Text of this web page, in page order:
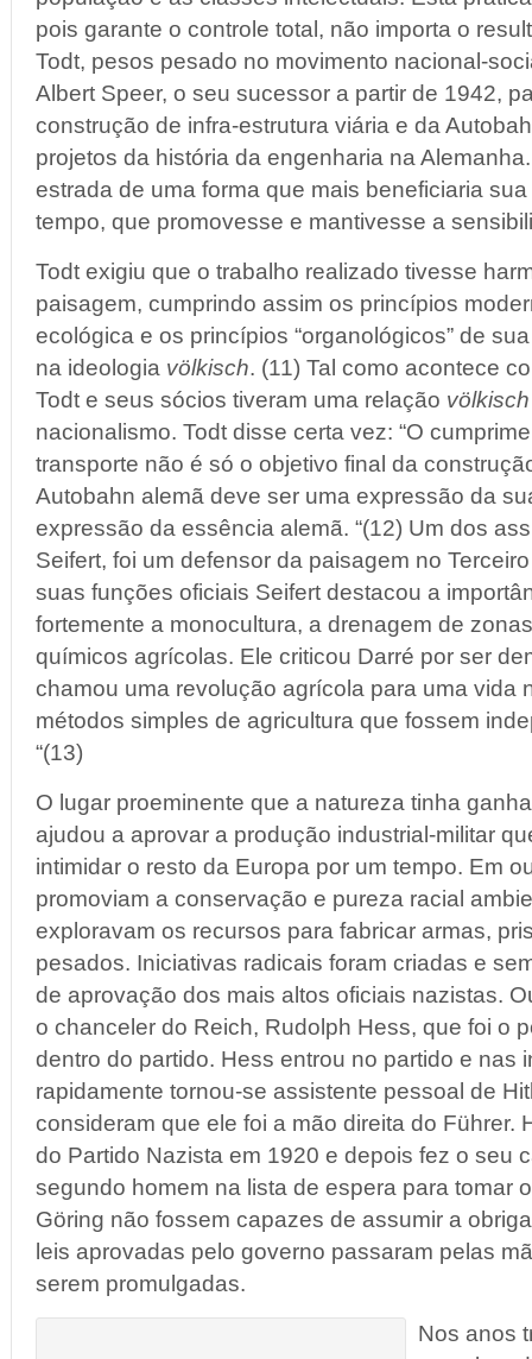
pois garante o controle total, não importa o
Todt, pesos pesado no movimento nacional-
Albert Speer, o seu sucessor a partir de 1942,
construção de infra-estrutura viária e da
projetos da história da engenharia na
estrada de uma forma que mais beneficiaria
tempo, que promovesse e mantivesse a
Todt exigiu que o trabalho realizado tivesse
paisagem, cumprindo assim os princípios
ecológica e os princípios “organológicos” de
na ideologia völkisch. (11) Tal como acontece
Todt e seus sócios tiveram uma relação völkisch
nacionalismo. Todt disse certa vez: “O
transporte não é só o objetivo final da
Autobahn alemã deve ser uma expressão da
expressão da essência alemã. “(12) Um dos
Seifert, foi um defensor da paisagem no
suas funções oficiais Seifert destacou a
fortemente a monocultura, a drenagem de
químicos agrícolas. Ele criticou Darré por ser
chamou uma revolução agrícola para uma vida
métodos simples de agricultura que fossem
“(13)
O lugar proeminente que a natureza tinha
ajudou a aprovar a produção industrial-militar
intimidar o resto da Europa por um tempo. Em
promoviam a conservação e pureza racial
exploravam os recursos para fabricar armas,
pesados. Iniciativas radicais foram criadas e
de aprovação dos mais altos oficiais nazistas.
o chanceler do Reich, Rudolph Hess, que foi o
dentro do partido. Hess entrou no partido e nas
rapidamente tornou-se assistente pessoal de
consideram que ele foi a mão direita do Führer.
do Partido Nazista em 1920 e depois fez o seu
segundo homem na lista de espera para tomar
Göring não fossem capazes de assumir a
leis aprovadas pelo governo passaram pelas
serem promulgadas.
Nos anos